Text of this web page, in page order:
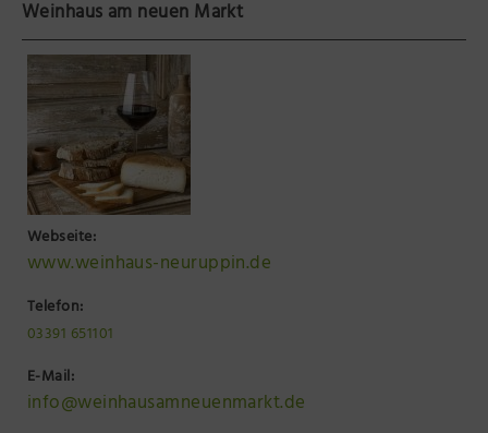
Präsenzstelle Prignitz Standort Neuruppin
Museum Neuruppin
Brandenburg-Preußen Museum Wustrau
Wegemuseum Wusterhausen/Dosse
Weinhaus am neuen Markt
Webseite:
www.weinhaus-neuruppin.de
Telefon:
03391 651101
E-Mail:
info@weinhausamneuenmarkt.de